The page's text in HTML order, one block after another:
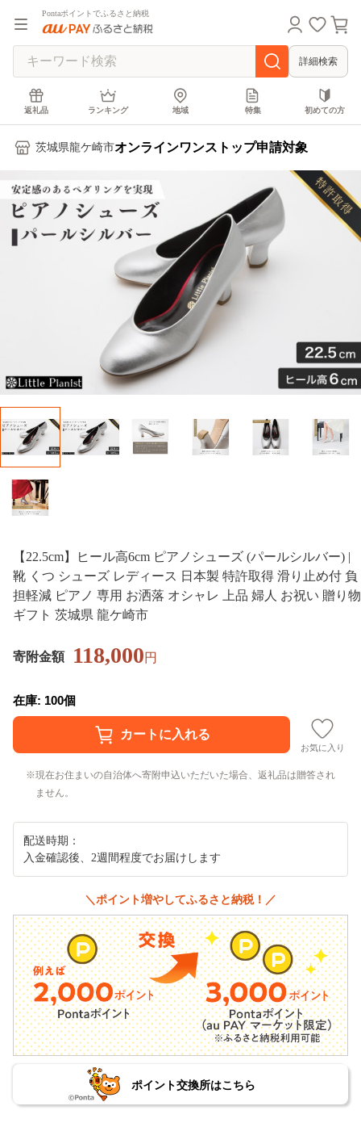
Pontaポイントでふるさと納税
詳細検索
返礼品 ランキング 地域 特集 初めての方
茨城県龍ケ崎市オンラインワンストップ申請対象
【22.5cm】ヒール高6cm ピアノシューズ (パールシルバー) |
靴 くつ シューズ レディース 日本製 特許取得 滑り止め付 負
担軽減 ピアノ 専用 お洒落 オシャレ 上品 婦人 お祝い 贈り物
ギフト 茨城県 龍ケ崎市
寄附金額 118,000円
在庫: 100個
お気に入り
現在お住まいの自治体へ寄附申込いただいた場合、返礼品は贈答され
ません。
配送時期：
入金確認後、2週間程度でお届けします
＼ポイント増やしてふるさと納税！／
ポイント交換所はこちら